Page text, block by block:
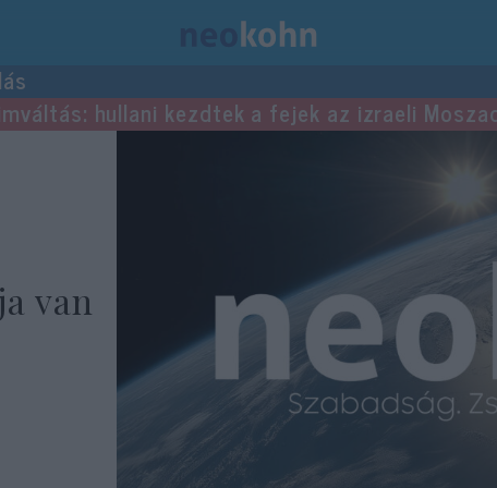
hullani kezdtek a fejek az izraeli
van